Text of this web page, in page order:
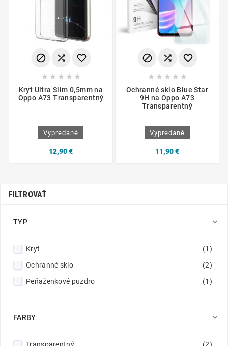
  
    
Kryt Ultra Slim 0,5mm na
Oppo A73 Transparentný
Vypredané
12,90 €
  
    
Ochranné sklo Blue Star
9H na Oppo A73
Transparentný
Vypredané
11,90 €
FILTROVAŤ
TYP 
Kryt
(1)
Ochranné sklo
(2)
Peňaženkové puzdro
(1)
FARBY 